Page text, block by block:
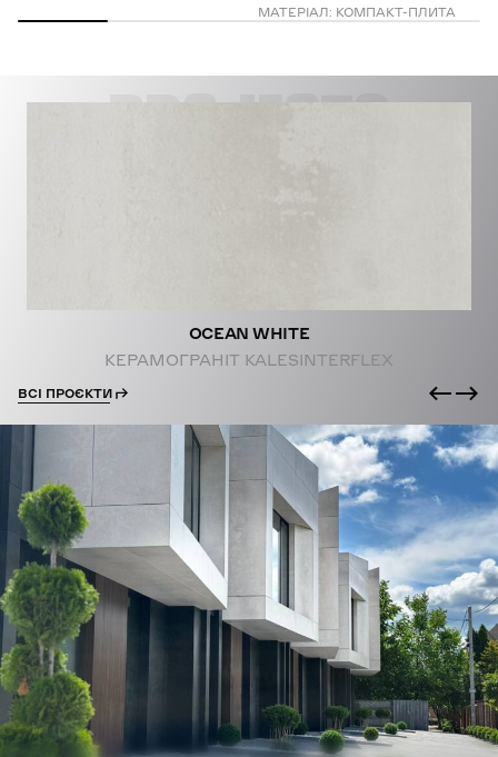
МАТЕРІАЛ: КОМПАКТ-ПЛИТА
PROJECTS
OCEAN WHITE
КЕРАМОГРАНІТ KALESINTERFLEX
ВСІ ПРОЄКТИ